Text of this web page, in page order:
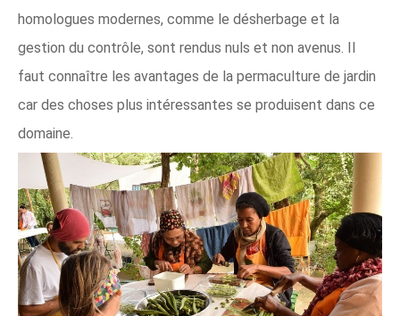
homologues modernes, comme le désherbage et la
gestion du contrôle, sont rendus nuls et non avenus. Il
faut connaître les avantages de la permaculture de jardin
car des choses plus intéressantes se produisent dans ce
domaine.